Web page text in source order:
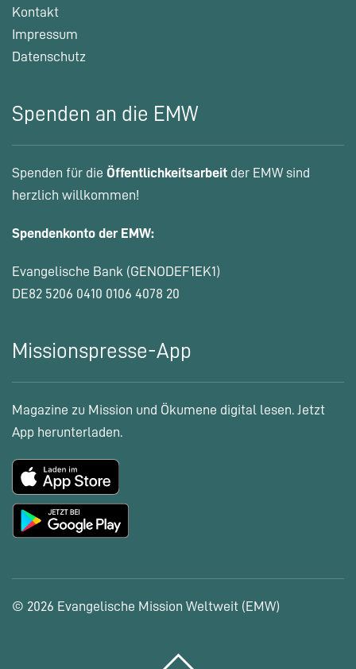
Kontakt
Impressum
Datenschutz
Spenden an die EMW
Spenden für die Öffentlichkeitsarbeit der EMW sind
herzlich willkommen!
Spendenkonto der EMW:
Evangelische Bank (GENODEF1EK1)
DE82 5206 0410 0106 4078 20
Missionspresse-App
Magazine zu Mission und Ökumene digital lesen. Jetzt
App herunterladen.
© 2026 Evangelische Mission Weltweit (EMW)